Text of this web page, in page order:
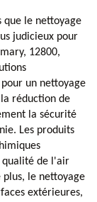
que le nettoyage
judicieux pour
12800,
un nettoyage
réduction de
la sécurité
Les produits
qualité de l'air
plus, le nettoyage
extérieures,